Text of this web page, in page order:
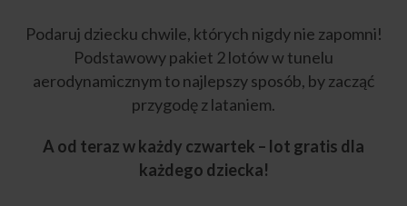
Podaruj dziecku chwile, których nigdy nie zapomni!
Podstawowy pakiet 2 lotów w tunelu
aerodynamicznym to najlepszy sposób, by zacząć
przygodę z lataniem.
A od teraz w każdy czwartek – lot gratis dla
każdego dziecka!